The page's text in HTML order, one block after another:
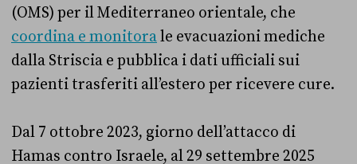
(OMS) per il Mediterraneo orientale, che
coordina e monitorale evacuazioni mediche
dalla Striscia e pubblica i dati ufficiali sui
pazienti trasferiti all’estero per ricevere cure.
Dal 7 ottobre 2023, giorno dell’attacco di
Hamas contro Israele, al 29 settembre 2025